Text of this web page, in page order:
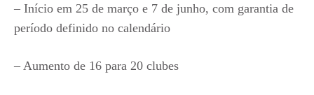
– Início em 25 de março e 7 de junho, com garantia de
período definido no calendário
– Aumento de 16 para 20 clubes